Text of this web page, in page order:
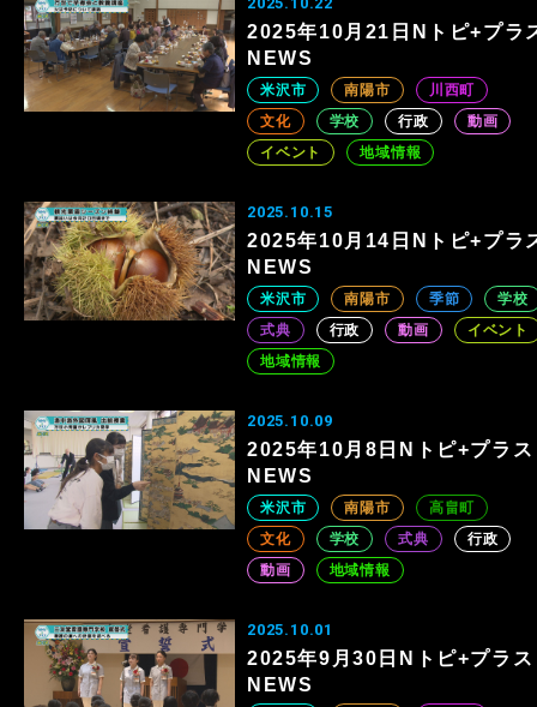
2025年10月21日Nトピ+プラ
NEWS
米沢市 南陽市
川西町
文化
学校 行政
動画
イベント
地域情報
2025.10.15
2025年10月14日Nトピ+プラ
NEWS
米沢市 南陽市 季節
学校
式典
行政 動画
イベント
地域情報
2025.10.09
2025年10月8日Nトピ+プラス
NEWS
米沢市 南陽市
高畠町
文化
学校 式典
行政
動画
地域情報
2025.10.01
2025年9月30日Nトピ+プラス
NEWS